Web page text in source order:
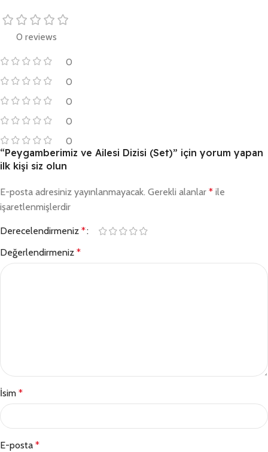
0 reviews
0
0
0
0
0
“Peygamberimiz ve Ailesi Dizisi (Set)” için yorum yapan
ilk kişi siz olun
E-posta adresiniz yayınlanmayacak. Gerekli alanlar * ile
işaretlenmişlerdir
Derecelendirmeniz *
Değerlendirmeniz *
İsim *
E-posta *